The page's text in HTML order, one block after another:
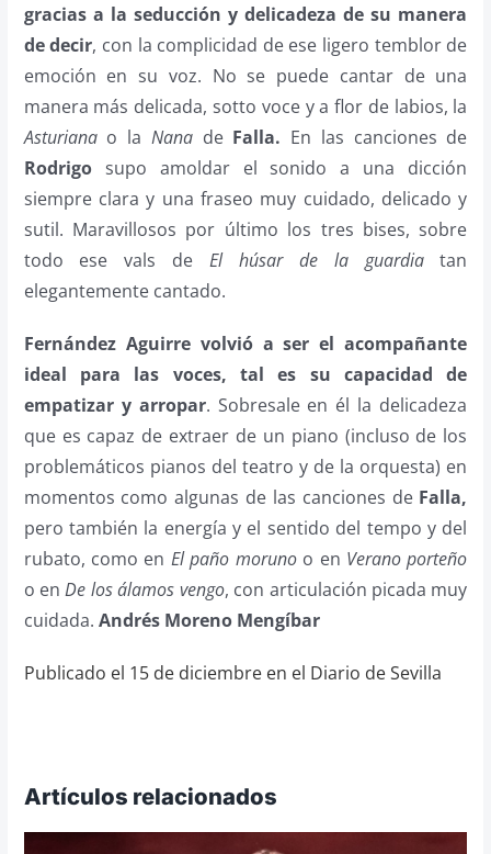
gracias a la seducción y delicadeza de su manera
de decir, con la complicidad de ese ligero temblor de
emoción en su voz. No se puede cantar de una
manera más delicada, sotto voce y a flor de labios, la
Asturianao la Nanade Falla. En las canciones de
Rodrigosupo amoldar el sonido a una dicción
siempre clara y una fraseo muy cuidado, delicado y
sutil. Maravillosos por último los tres bises, sobre
todo ese vals deEl húsar de la guardiatan
elegantemente cantado.
Fernández Aguirre volvió a ser el acompañante
ideal para las voces, tal es su capacidad de
empatizar y arropar. Sobresale en él la delicadeza
que es capaz de extraer de un piano (incluso de los
problemáticos pianos del teatro y de la orquesta) en
momentos como algunas de las canciones de Falla,
pero también la energía y el sentido del tempo y del
rubato, como en El paño morunoo en Verano porteño
o enDe los álamos vengo, con articulación picada muy
cuidada. Andrés Moreno Mengíbar
Publicado el 15 de diciembre en el Diario de Sevilla
Artículos relacionados